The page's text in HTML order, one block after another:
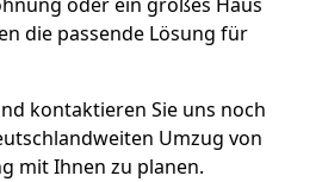
die passende Lösung für
kontaktieren Sie uns noch
Umzug von
mit Ihnen zu planen.